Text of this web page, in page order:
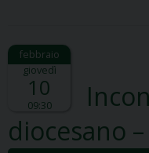
giovedì
10
09:30
diocesano